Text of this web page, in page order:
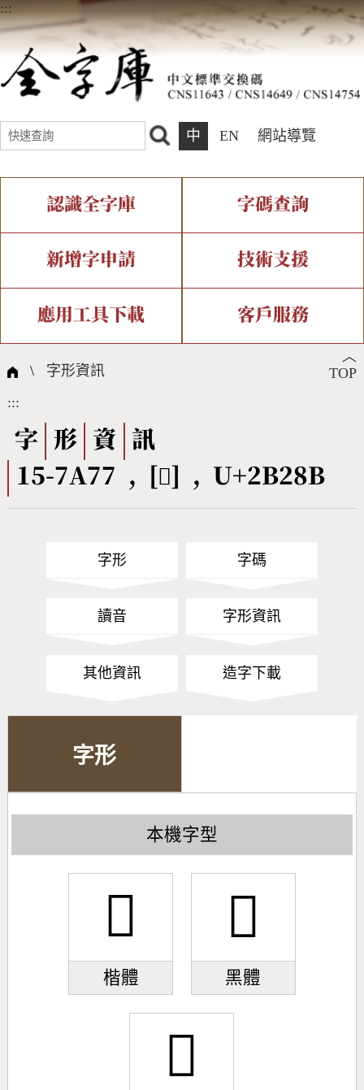
:::
中 EN 網站導覽
認識全字庫
全字庫介紹 全字庫現況
中文碼介紹 專有名詞介紹
國際字碼相關組織
字碼查詢
IDS查詢 部件查詢
複合查詢 注音查詢
筆畫查詢
筆順序查詢
CNS查詢 Unicode查詢
新增字申請
新字申請處理流程
技術支援
字形即時顯示 造字解決方案
全字庫授權 轉碼Web Service
應用工具下載
個人電腦造字處理工具
字形下載
客戶服務
問題集
熱門查詢統計
︿
TOP
\ 字形資訊
:::
字 形 資
訊
15-7A77 , [𫊋] , U+2B28B
字形 字碼
讀音 字形資訊
其他資訊 造字下載
字形
本機字型
𫊋
楷體
𫊋
黑體
𫊋